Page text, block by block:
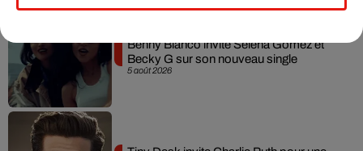
5 août 2026
Benny Blanco invite Selena Gomez et
Becky G sur son nouveau single